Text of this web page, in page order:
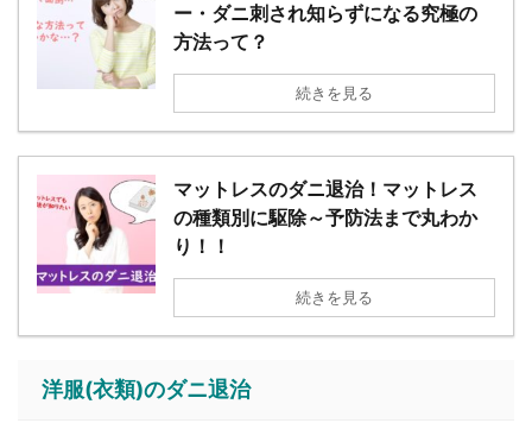
ー・ダニ刺され知らずになる究極の
方法って？
続きを見る
マットレスのダニ退治！マットレス
の種類別に駆除～予防法まで丸わか
り！！
続きを見る
洋服(衣類)のダニ退治